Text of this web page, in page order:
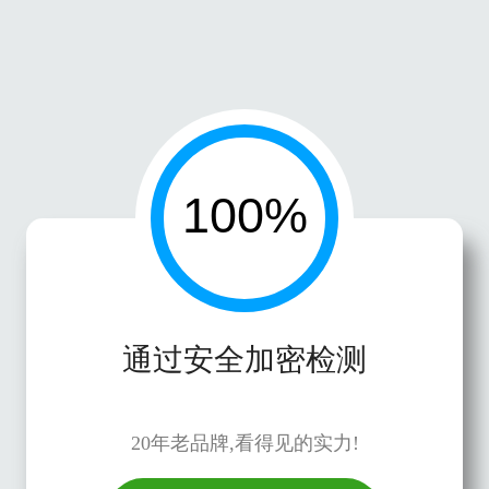
通过安全加密检测
20年老品牌,看得见的实力!